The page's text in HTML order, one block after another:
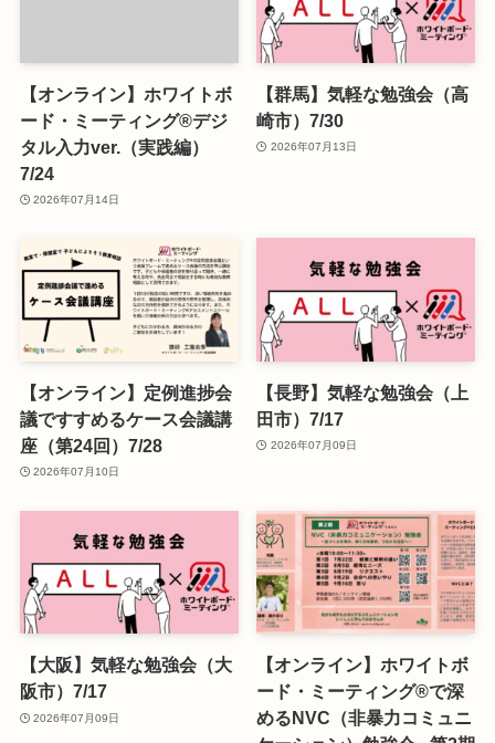
【オンライン】ホワイトボ
ード・ミーティング®デジ
タル入力ver.（実践編）
7/24
2026年07月14日
【群馬】気軽な勉強会（高
崎市）7/30
2026年07月13日
【オンライン】定例進捗会
議ですすめるケース会議講
座（第24回）7/28
2026年07月10日
【長野】気軽な勉強会（上
田市）7/17
2026年07月09日
【大阪】気軽な勉強会（大
阪市）7/17
2026年07月09日
【オンライン】ホワイトボ
ード・ミーティング®で深
めるNVC（非暴力コミュニ